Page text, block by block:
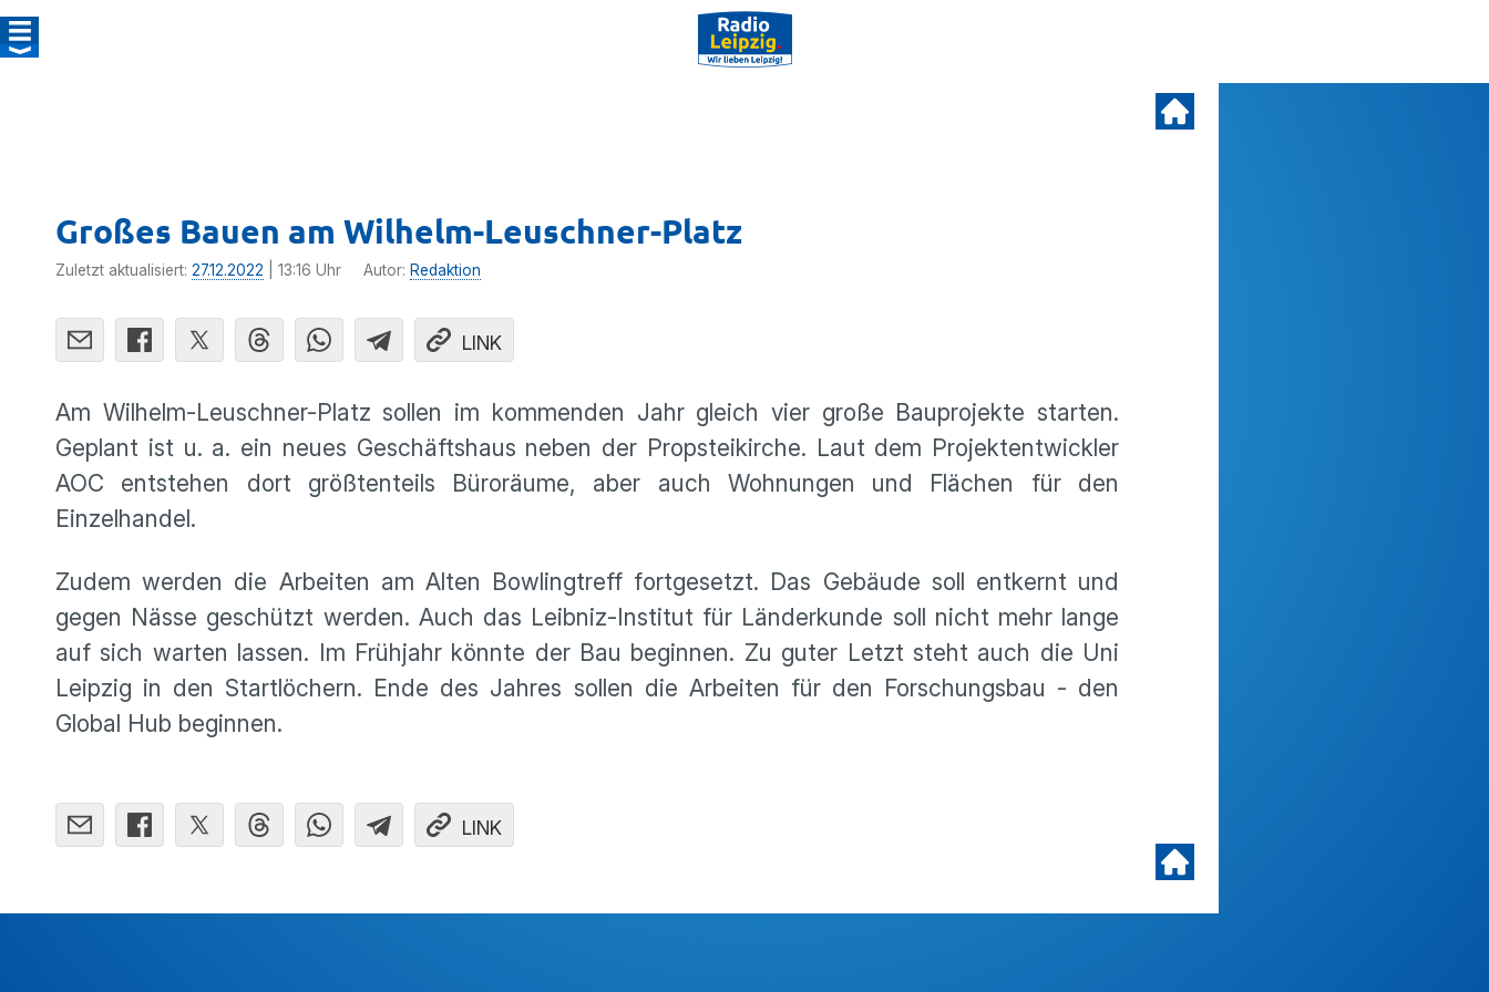
Großes Bauen am Wilhelm-Leuschner-Platz
Zuletzt aktualisiert: 27.12.2022 | 13:16 Uhr Autor: Redaktion
LINK
Am Wilhelm-Leuschner-Platz sollen im kommenden Jahr gleich vier große Bauprojekte starten.
Geplant ist u. a. ein neues Geschäftshaus neben der Propsteikirche. Laut dem Projektentwickler
AOC entstehen dort größtenteils Büroräume, aber auch Wohnungen und Flächen für den
Einzelhandel.
Zudem werden die Arbeiten am Alten Bowlingtreff fortgesetzt. Das Gebäude soll entkernt und
gegen Nässe geschützt werden. Auch das Leibniz-Institut für Länderkunde soll nicht mehr lange
auf sich warten lassen. Im Frühjahr könnte der Bau beginnen. Zu guter Letzt steht auch die Uni
Leipzig in den Startlöchern. Ende des Jahres sollen die Arbeiten für den Forschungsbau - den
Global Hub beginnen.
LINK